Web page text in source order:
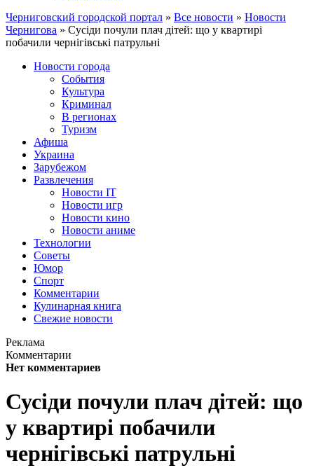
Черниговский городской портал » Все новости » Новости
Чернигова » Сусіди почули плач дітей: що у квартирі
побачили чернігівські патрульні
Новости города
События
Культура
Криминал
В регионах
Туризм
Афиша
Украина
Зарубежом
Развлечения
Новости IT
Новости игр
Новости кино
Новости аниме
Технологии
Советы
Юмор
Спорт
Комментарии
Кулинарная книга
Свежие новости
Реклама
Комментарии
Нет комментариев
Сусіди почули плач дітей: що
у квартирі побачили
чернігівські патрульні